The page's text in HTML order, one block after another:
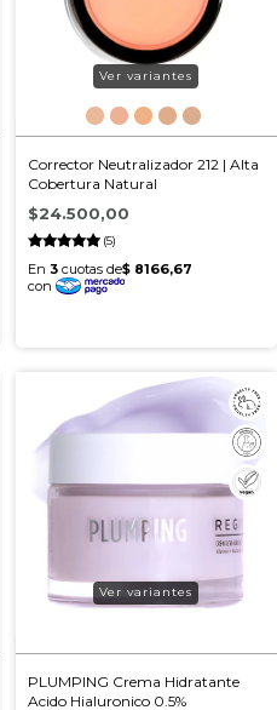
Corrector Neutralizador 212 | Alta
Cobertura Natural
(5)
$24.500,00
Ver variantes
PLUMPING Crema Hidratante
Acido Hialuronico 0.5%
Ver variantes